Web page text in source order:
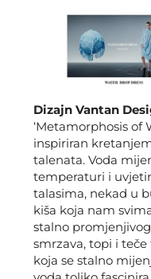
Dizajn Vantan
‘Metamorphosis of
inspiriran
talenata. Voda
temperaturi i
talasima, nekad u
kiša koja nam
stalno
smrzava, topi i
koja se stalno